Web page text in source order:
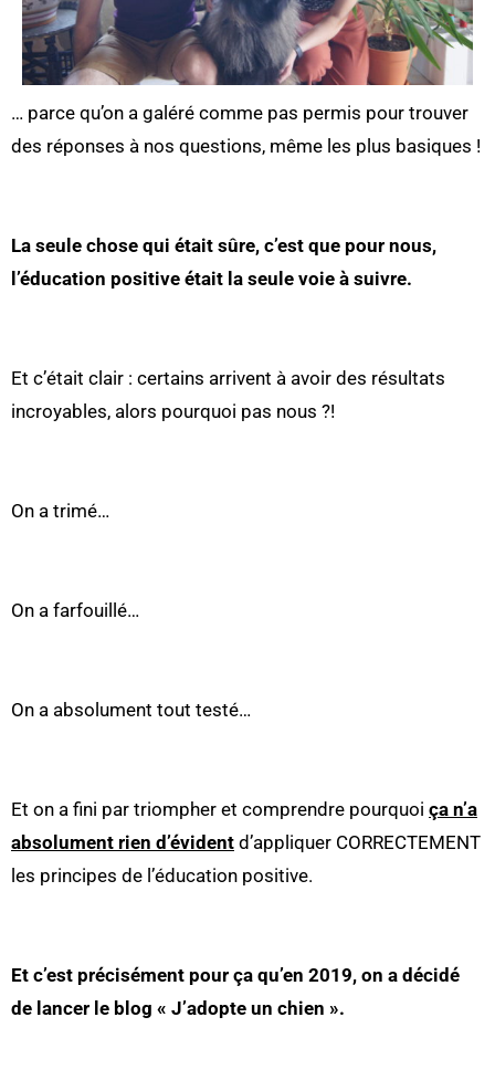
… parce qu’on a galéré comme pas permis pour trouver
des réponses à nos questions, même les plus basiques !
La seule chose qui était sûre, c’est que pour nous,
l’éducation positive était la seule voie à suivre.
Et c’était clair : certains arrivent à avoir des résultats
incroyables, alors pourquoi pas nous ?!
On a trimé…
On a farfouillé…
On a absolument tout testé…
Et on a fini par triompher et comprendre pourquoi ça n’a
absolument rien d’évident d’appliquer CORRECTEMENT
les principes de l’éducation positive.
Et c’est précisément pour ça qu’en 2019, on a décidé
de lancer le blog « J’adopte un chien ».